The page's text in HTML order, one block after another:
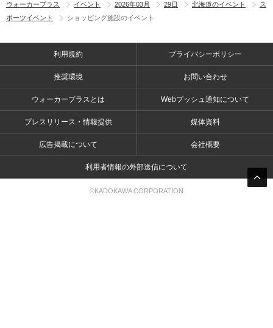
ウォーカープラス イベント 2026年03月 29日 北海道のイベント
ス
ポーツイベント
ショッピング施設のイベント
利用規約 プライバシーポリシー
推奨環境 お問い合わせ
ウォーカープラスとは Webプッシュ通知について
プレスリリース・情報提供 媒体資料
広告掲載について 会社概要
利用者情報の外部送信について
©KADOKAWA CORPORATION